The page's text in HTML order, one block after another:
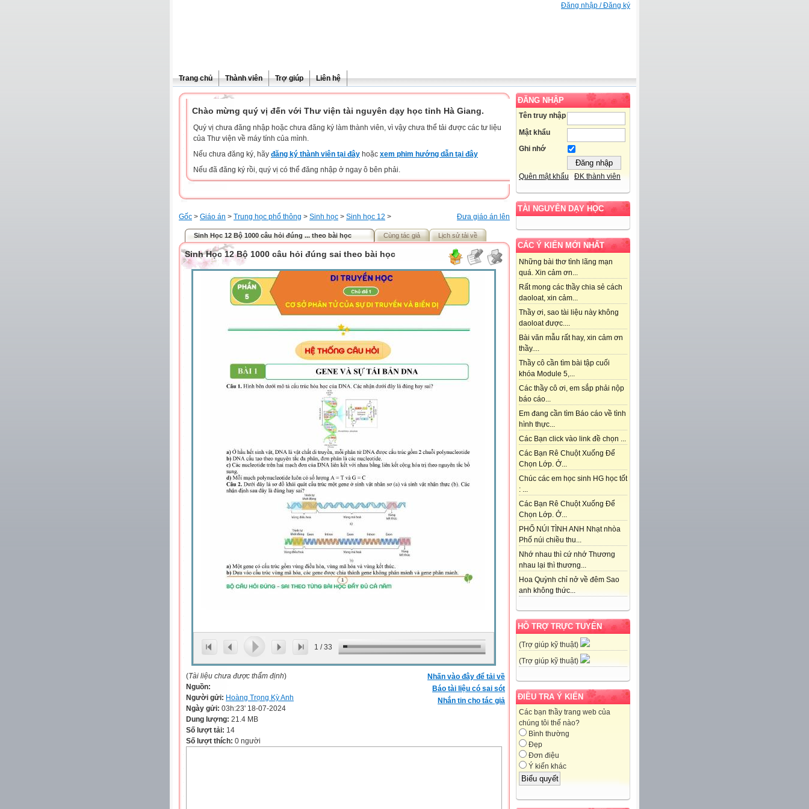
Đăng nhập / Đăng ký
Trang chủ Thành viên Trợ giúp Liên hệ
ĐĂNG NHẬP
Tên truy nhập
Mật khẩu
Ghi nhớ
Quên mật khẩu ĐK thành viên
TÀI NGUYÊN DẠY HỌC
CÁC Ý KIẾN MỚI NHẤT
Những bài thơ tình lãng mạn
quá. Xin cảm ơn...
Rất mong các thầy chia sẻ cách
daoloat, xin cảm...
Thầy ơi, sao tài liệu này không
daoloat được....
Bài văn mẫu rất hay, xin cảm ơn
thầy....
Thầy cô cần tìm bài tập cuối
khóa Module 5,...
Các thầy cô ơi, em sắp phải nộp
báo cáo...
Em đang cần tìm Báo cáo về tình
hình thực...
Các Bạn click vào link đề chọn ...
Các Bạn Rê Chuột Xuống Để
Chọn Lớp. Ở...
Chúc các em học sinh HG học tốt
: ...
Các Bạn Rê Chuột Xuống Để
Chọn Lớp. Ở...
PHỐ NÚI TÌNH ANH Nhạt nhòa
Phố núi chiều thu...
Nhớ nhau thì cứ nhớ Thương
nhau lại thì thương...
Hoa Quỳnh chỉ nở về đêm Sao
anh không thức...
HỖ TRỢ TRỰC TUYẾN
(Trợ giúp kỹ thuật)
(Trợ giúp kỹ thuật)
ĐIỀU TRA Ý KIẾN
Các bạn thầy trang web của
chúng tôi thế nào?
Bình thường
Đẹp
Đơn điệu
Ý kiến khác
Chào mừng quý vị đến với Thư viện tài nguyên dạy học tỉnh Hà Giang.
Quý vị chưa đăng nhập hoặc chưa đăng ký làm thành viên, vì vậy chưa thể tải được các tư liệu
của Thư viện về máy tính của mình.
Nếu chưa đăng ký, hãy đăng ký thành viên tại đây hoặc xem phim hướng dẫn tại đây
Nếu đã đăng ký rồi, quý vị có thể đăng nhập ở ngay ô bên phải.
Đưa giáo án lên
Gốc > Giáo án > Trung học phổ thông > Sinh học > Sinh học 12 >
Sinh Học 12 Bộ 1000 câu hỏi đúng ... theo bài học Cùng tác giả Lịch sử tải về
Sinh Học 12 Bộ 1000 câu hỏi đúng sai theo bài học
1 /33
Nhấn vào đây để tải về
Báo tài liệu có sai sót
Nhắn tin cho tác giả
(Tài liệu chưa được thẩm định)
Nguồn:
Người gửi: Hoàng Trọng Kỳ Anh
Ngày gửi: 03h:23' 18-07-2024
Dung lượng: 21.4 MB
Số lượt tải: 14
Số lượt thích: 0 người